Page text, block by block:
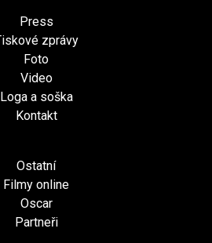
Press
zprávy
Foto
Video
Loga a soška
Kontakt
Ostatní
Filmy online
Oscar
Partneři